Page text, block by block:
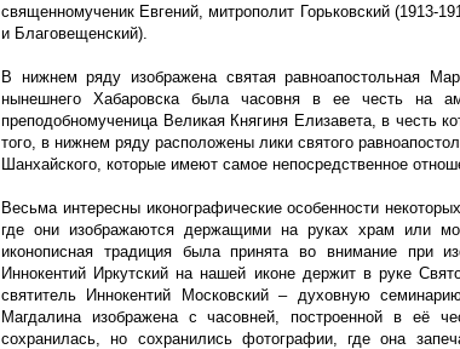
священномученик Евгений, митрополит Горьковский (1913-
и Благовещенский).
В нижнем ряду изображена святая равноапостольная
нынешнего Хабаровска была часовня в ее честь на
преподобномученица Великая Княгиня Елизавета, в честь
того, в нижнем ряду расположены лики святого
Шанхайского, которые имеют самое непосредственное
Весьма интересны иконографические особенности
где они изображаются держащими на руках храм или
иконописная традиция была принята во внимание при
Иннокентий Иркутский на нашей иконе держит в руке
святитель Иннокентий Московский – духовную
Магдалина изображена с часовней, построенной в её
сохранилась, но сохранились фотографии, где она